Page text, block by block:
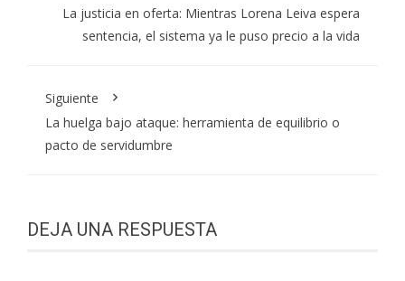
La justicia en oferta: Mientras Lorena Leiva espera
sentencia, el sistema ya le puso precio a la vida
Siguiente
La huelga bajo ataque: herramienta de equilibrio o
pacto de servidumbre
DEJA UNA RESPUESTA